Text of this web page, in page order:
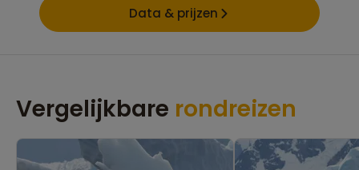
Data & prijzen
Vergelijkbare rondreizen